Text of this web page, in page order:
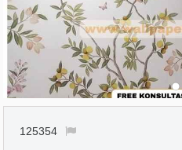
125354